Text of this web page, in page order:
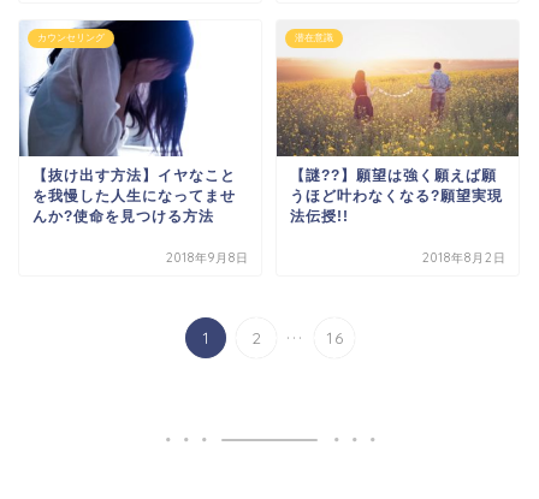
カウンセリング
【抜け出す方法】イヤなこと
を我慢した人生になってませ
んか?使命を見つける方法
2018年9月8日
潜在意識
【謎??】願望は強く願えば願
うほど叶わなくなる?願望実現
法伝授!!
2018年8月2日
1 2 ... 16